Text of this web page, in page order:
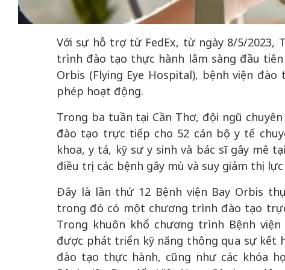
Với sự hỗ trợ từ FedEx, từ ngày 8/5/2023,
trình đào tạo thực hành lâm sàng đầu
Orbis (Flying Eye Hospital), bệnh viện
phép hoạt động.
Trong ba tuần tại Cần Thơ, đội ngũ
đào tạo trực tiếp cho 52 cán bộ y tế
khoa, y tá, kỹ sư y sinh và bác sĩ gây mê
điều trị các bệnh gây mù và suy giảm thị
Đây là lần thứ 12 Bệnh viện Bay Orbis
trong đó có một chương trình đào tạo
Trong khuôn khổ chương trình Bệnh
được phát triển kỹ năng thông qua sự kết
đào tạo thực hành, cũng như các khóa
Hà Nội vững bước vào
không gian phát triển
mới - Kỳ 5: Thủ đô qua
lăng kính số hóa
nguồn nội lực văn
định hình vị thế
tạo | Kỳ 4: Sáng
làm nên diện mạo